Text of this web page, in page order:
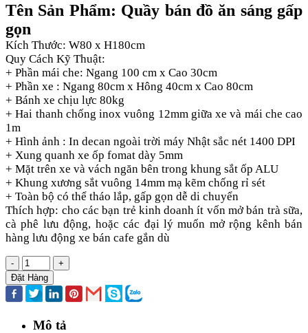
Tên Sản Phẩm: Quầy bán đồ ăn sáng gấp
gọn
Kích Thước: W80 x H180cm
Quy Cách Kỹ Thuật:
+ Phần mái che: Ngang 100 cm x Cao 30cm
+ Phần xe : Ngang 80cm x Hông 40cm x Cao 80cm
+ Bánh xe chịu lực 80kg
+ Hai thanh chống inox vuông 12mm giữa xe và mái che cao
1m
+ Hình ảnh : In decan ngoài trời máy Nhật sắc nét 1400 DPI
+ Xung quanh xe ốp fomat dày 5mm
+ Mặt trên xe và vách ngăn bên trong khung sắt ốp ALU
+ Khung xương sắt vuông 14mm mạ kẽm chống rỉ sét
+ Toàn bộ có thể tháo lắp, gấp gọn dễ di chuyển
Thích hợp: cho các bạn trẻ kinh doanh ít vốn mở bán trà sữa,
cà phê lưu động, hoặc các đại lý muốn mở rộng kênh bán
hàng lưu động xe bán cafe gắn dù
-
+
Đặt Hàng
Mô tả